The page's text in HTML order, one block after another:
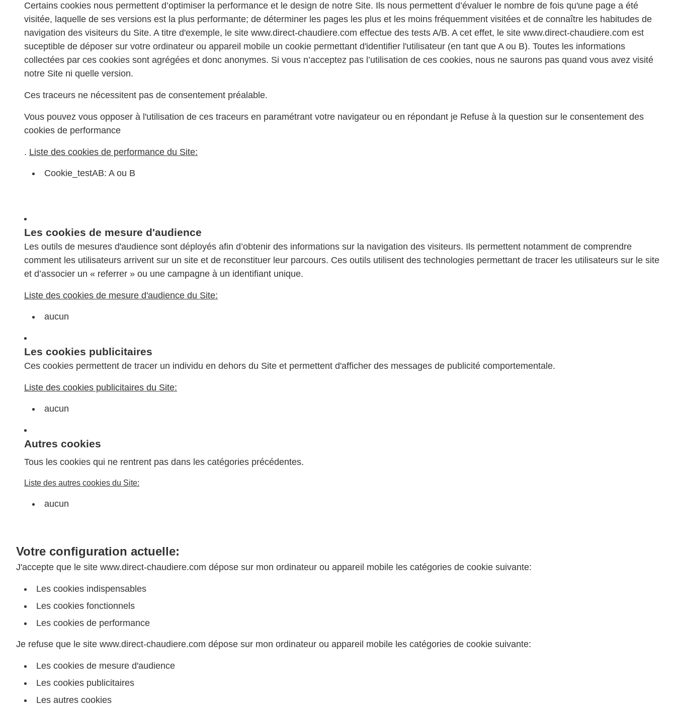
Certains cookies nous permettent d’optimiser la performance et le design de notre Site. Ils nous permettent d’évaluer le nombre de fois qu'une page a été
visitée, laquelle de ses versions est la plus performante; de déterminer les pages les plus et les moins fréquemment visitées et de connaître les habitudes de
navigation des visiteurs du Site. A titre d'exemple, le site www.direct-chaudiere.com effectue des tests A/B. A cet effet, le site www.direct-chaudiere.com est
suceptible de déposer sur votre ordinateur ou appareil mobile un cookie permettant d'identifier l'utilisateur (en tant que A ou B). Toutes les informations
collectées par ces cookies sont agrégées et donc anonymes. Si vous n’acceptez pas l’utilisation de ces cookies, nous ne saurons pas quand vous avez visité
notre Site ni quelle version.
Ces traceurs ne nécessitent pas de consentement préalable.
Vous pouvez vous opposer à l'utilisation de ces traceurs en paramétrant votre navigateur ou en répondant je Refuse à la question sur le consentement des
cookies de performance
. Liste des cookies de performance du Site:
Cookie_testAB: A ou B
Les cookies de mesure d'audience
Les outils de mesures d'audience sont déployés afin d’obtenir des informations sur la navigation des visiteurs. Ils permettent notamment de comprendre
comment les utilisateurs arrivent sur un site et de reconstituer leur parcours. Ces outils utilisent des technologies permettant de tracer les utilisateurs sur le site
et d’associer un « referrer » ou une campagne à un identifiant unique.
Liste des cookies de mesure d'audience du Site:
aucun
Les cookies publicitaires
Ces cookies permettent de tracer un individu en dehors du Site et permettent d'afficher des messages de publicité comportementale.
Liste des cookies publicitaires du Site:
aucun
Autres cookies
Tous les cookies qui ne rentrent pas dans les catégories précédentes.
Liste des autres cookies du Site:
aucun
Votre configuration actuelle:
J'accepte que le site www.direct-chaudiere.com dépose sur mon ordinateur ou appareil mobile les catégories de cookie suivante:
Les cookies indispensables
Les cookies fonctionnels
Les cookies de performance
Je refuse que le site www.direct-chaudiere.com dépose sur mon ordinateur ou appareil mobile les catégories de cookie suivante:
Les cookies de mesure d'audience
Les cookies publicitaires
Les autres cookies